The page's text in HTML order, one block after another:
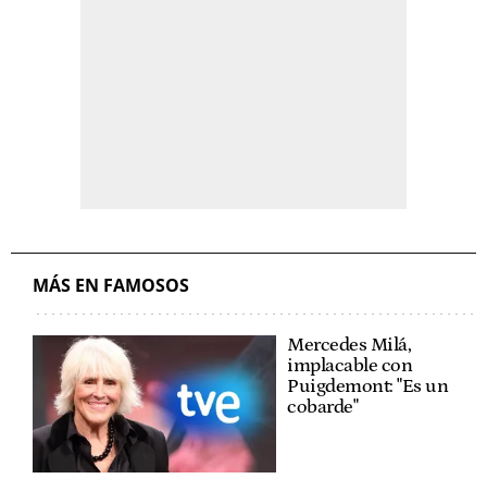
MÁS EN FAMOSOS
Mercedes Milá,
implacable con
Puigdemont: "Es un
cobarde"